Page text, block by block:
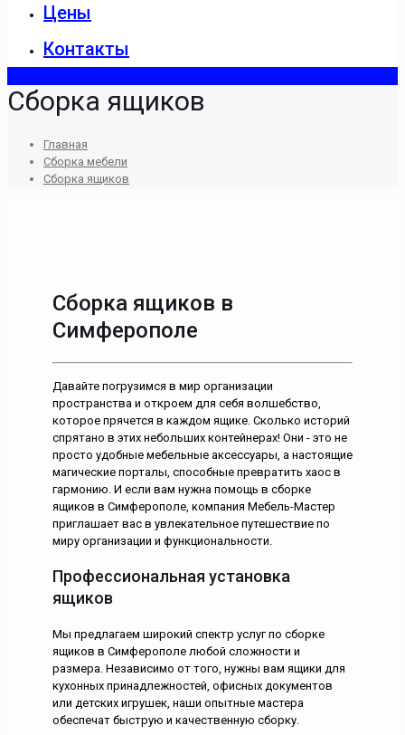
Цены
Контакты
Сборка ящиков
Главная
Сборка мебели
Сборка ящиков
Сборка ящиков в
Симферополе
Давайте погрузимся в мир организации
пространства и откроем для себя волшебство,
которое прячется в каждом ящике. Сколько историй
спрятано в этих небольших контейнерах! Они - это не
просто удобные мебельные аксессуары, а настоящие
магические порталы, способные превратить хаос в
гармонию. И если вам нужна помощь в сборке
ящиков в Симферополе, компания Мебель-Мастер
приглашает вас в увлекательное путешествие по
миру организации и функциональности.
Профессиональная установка
ящиков
Мы предлагаем широкий спектр услуг по сборке
ящиков в Симферополе любой сложности и
размера. Независимо от того, нужны вам ящики для
кухонных принадлежностей, офисных документов
или детских игрушек, наши опытные мастера
обеспечат быструю и качественную сборку.